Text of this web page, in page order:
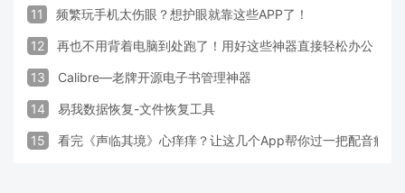
11 频繁玩手机太伤眼？想护眼就靠这些APP了！
12 再也不用背着电脑到处跑了！用好这些神器直接轻松办公
13 Calibre—老牌开源电子书管理神器
14 易我数据恢复-文件恢复工具
15 看完《声临其境》心痒痒？让这几个App帮你过一把配音瘾